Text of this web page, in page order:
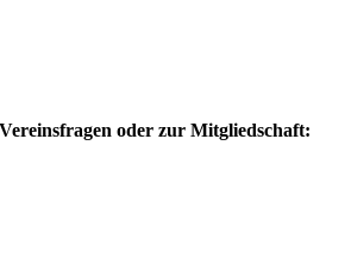
oder zur Mitgliedschaft: